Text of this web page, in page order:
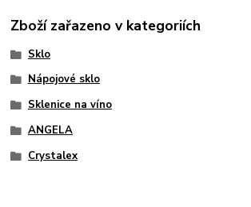
Zboží zařazeno v kategoriích
Sklo
Nápojové sklo
Sklenice na víno
ANGELA
Crystalex